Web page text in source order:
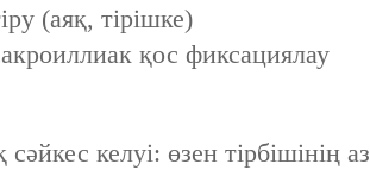
(аяқ, тірішке)
қос фиксациялау
келуі: өзен тірбішінің